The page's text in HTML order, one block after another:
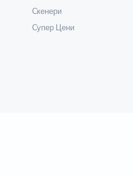
Скенери
Супер Цени